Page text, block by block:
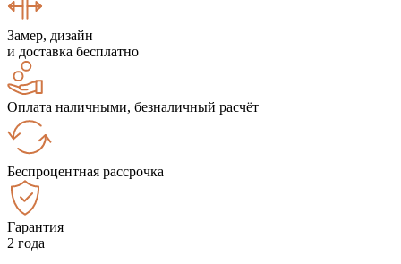
Замер, дизайн
и доставка бесплатно
Оплата наличными, безналичный расчёт
Беспроцентная рассрочка
Гарантия
2 года